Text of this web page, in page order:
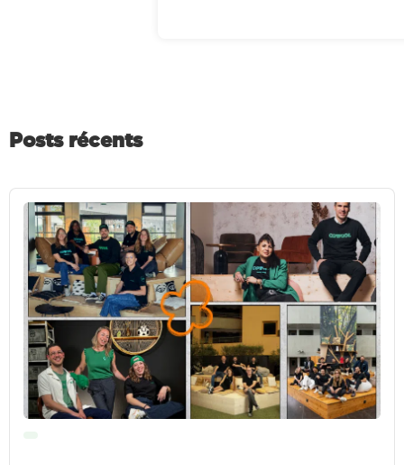
Posts récents